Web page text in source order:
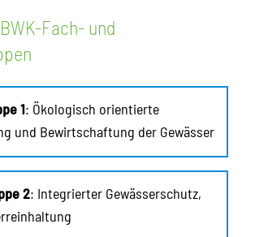
Fach- und
1: Ökologisch orientierte
und Bewirtschaftung der Gewässer
2: Integrierter Gewässerschutz,